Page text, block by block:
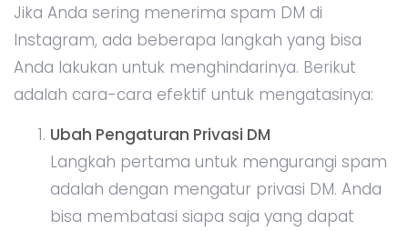
Jika Anda sering menerima spam DM di
Instagram, ada beberapa langkah yang bisa
Anda lakukan untuk menghindarinya. Berikut
adalah cara-cara efektif untuk mengatasinya:
Ubah Pengaturan Privasi DM
Langkah pertama untuk mengurangi spam
adalah dengan mengatur privasi DM. Anda
bisa membatasi siapa saja yang dapat